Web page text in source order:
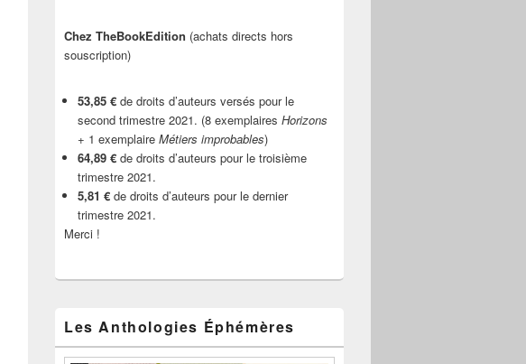
Chez TheBookEdition (achats directs hors
souscription)
53,85 € de droits d’auteurs versés pour le
second trimestre 2021. (8 exemplaires Horizons
+ 1 exemplaire Métiers improbables)
64,89 € de droits d’auteurs pour le troisième
trimestre 2021.
5,81 € de droits d’auteurs pour le dernier
trimestre 2021.
Merci !
Les Anthologies Éphémères